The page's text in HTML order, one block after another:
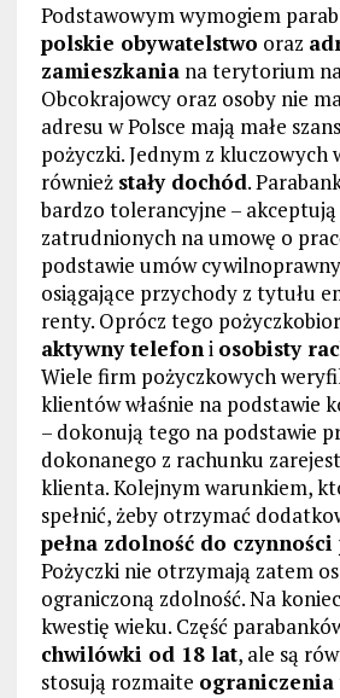
Podstawowym wymogiem
polskie obywatelstwo oraz
zamieszkaniana terytorium
Obcokrajowcy oraz osoby nie
adresu w Polsce mają małe
pożyczki. Jednym z kluczowych
również stały dochód.
bardzo tolerancyjne – akceptują
zatrudnionych na umowę o
podstawie umów
osiągające przychody z tytułu
renty. Oprócz tego
aktywny telefoni osobisty
Wiele firm pożyczkowych
klientów właśnie na podstawie
– dokonują tego na podstawie
dokonanego z rachunku
klienta. Kolejnym warunkiem,
spełnić, żeby otrzymać
pełna zdolność do czynności
Pożyczki nie otrzymają zatem
ograniczoną zdolność. Na
kwestię wieku. Część
chwilówki od 18 lat, ale są
stosują rozmaite ograniczenia